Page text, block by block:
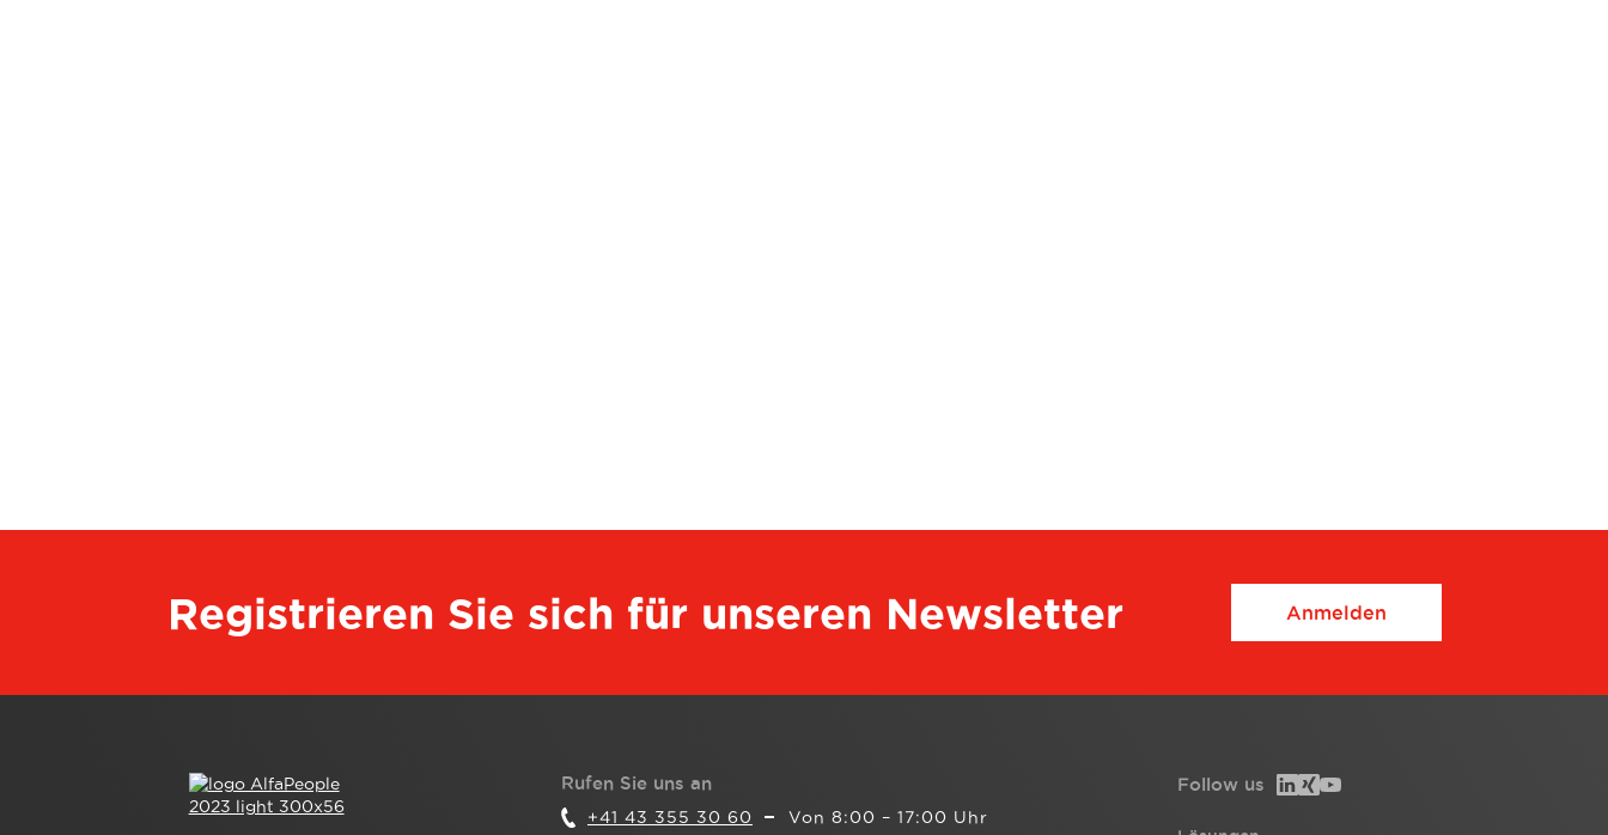
Registrieren Sie sich für unseren Newsletter Anmelden
Rufen Sie uns an
+41 43 355 30 60 Von 8:00 – 17:00 Uhr
Follow us